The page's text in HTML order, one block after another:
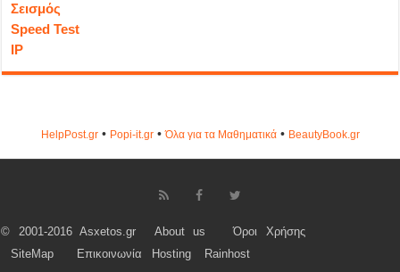
Σεισμός
Speed Test
IP
HelpPost.gr• Popi-it.gr•Όλα για τα Μαθηματικά• ΒeautyΒook.gr
© 2001-2016 Asxetos.gr About us
Όροι Χρήσης
SiteMap
Επικοινωνία Hosting Rainhost